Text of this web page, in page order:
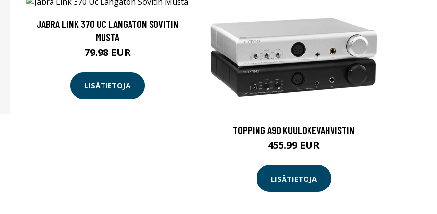
JABRA LINK 370 UC LANGATON SOVITIN
MUSTA
79.98 EUR
LISÄTIETOJA
TOPPING A90 KUULOKEVAHVISTIN
455.99 EUR
LISÄTIETOJA